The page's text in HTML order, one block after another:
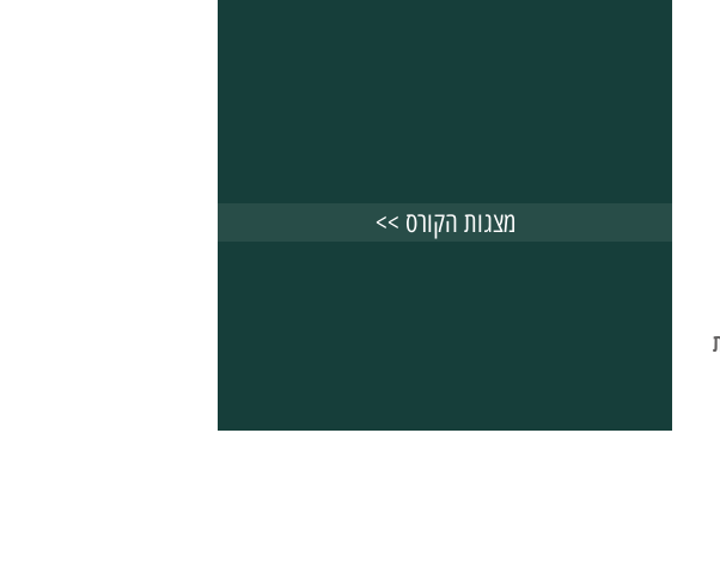
<< מצגות הקורס